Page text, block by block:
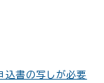
込書の写しが必要